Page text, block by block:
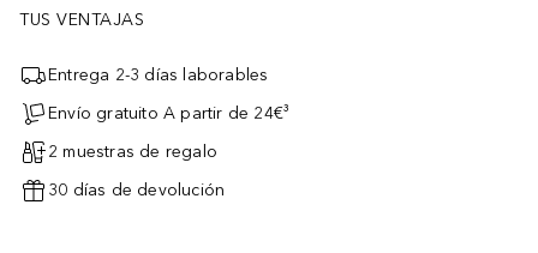
TUS VENTAJAS
Entrega 2-3 días laborables
Envío gratuito A partir de 24€³
2 muestras de regalo
30 días de devolución